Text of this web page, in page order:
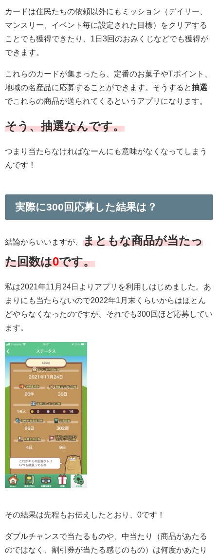
カードは住民たちの依頼以外にもミッション（デイリー、
マンスリー、イベント毎に設定された目標）をクリアする
ことでも獲得できたり、1日3回のおみくじなどでも獲得が
できます。
これらのカードが集まったら、定番のお菓子やTポイント、
地域の名産品に応募することができます。そうすると抽選
でこれらの商品が送られてくるというアプリになります。
そう、抽選なんです。
つまり当たらなければなーんにも意味がなくなってしまう
んです！
実際に300回応募した結果は？
結論からいいますが、 まともな商品が当たっ
た回数は0です。
私は2021年11月24日よりアプリを利用しはじめました。あ
まりにも当たらないので2022年1月末くらいからはほとん
どやらなくなったのですが、それでも300回ほど応募してい
ます。
その結果は先程もお伝えしたとおり、0です！
ダブルチャンスで当たるものや、中当たり（商品があたる
のではなく、割引券が当たる感じのもの）は何度かあたり